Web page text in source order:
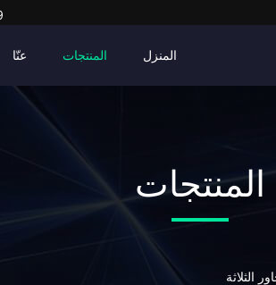
المنزل المنتجات عنّا
المنتجات
الثلاثة